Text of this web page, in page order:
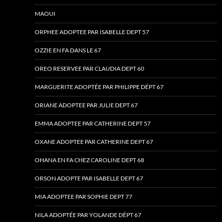
MAOUI
ORPHEE ADOPTEE PAR ISABELLE DEPT 57
OZZIE EN FA DANS LE 67
OREO RESERVEE PAR CLAUDIA DEPT 60
MARGUERITE ADOPTÉE PAR PHILIPPE DÉPT 67
ORIANE ADOPTEE PAR JULIE DEPT 67
EMMA ADOPTEE PAR CATHERINE DEPT 57
OXANE ADOPTEE PAR CATHERINE DEPT 67
OHANA EN FA CHEZ CAROLINE DEPT 68
ORSON ADOPTE PAR ISABELLE DEPT 67
MIA ADOPTEE PAR SOPHIE DEPT 77
NILA ADOPTÉE PAR YOLANDE DÉPT 67